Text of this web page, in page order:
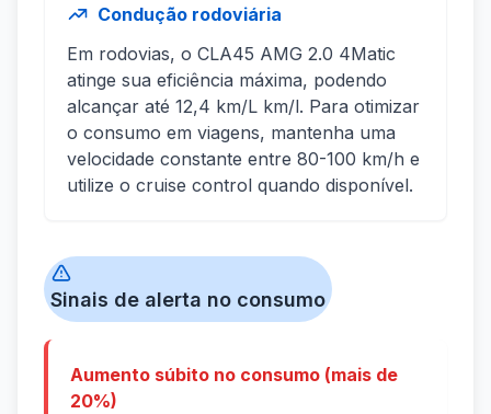
Condução rodoviária
Em rodovias, o CLA45 AMG 2.0 4Matic
atinge sua eficiência máxima, podendo
alcançar até 12,4 km/L km/l. Para otimizar
o consumo em viagens, mantenha uma
velocidade constante entre 80-100 km/h e
utilize o cruise control quando disponível.
Sinais de alerta no consumo
Aumento súbito no consumo (mais de
20%)